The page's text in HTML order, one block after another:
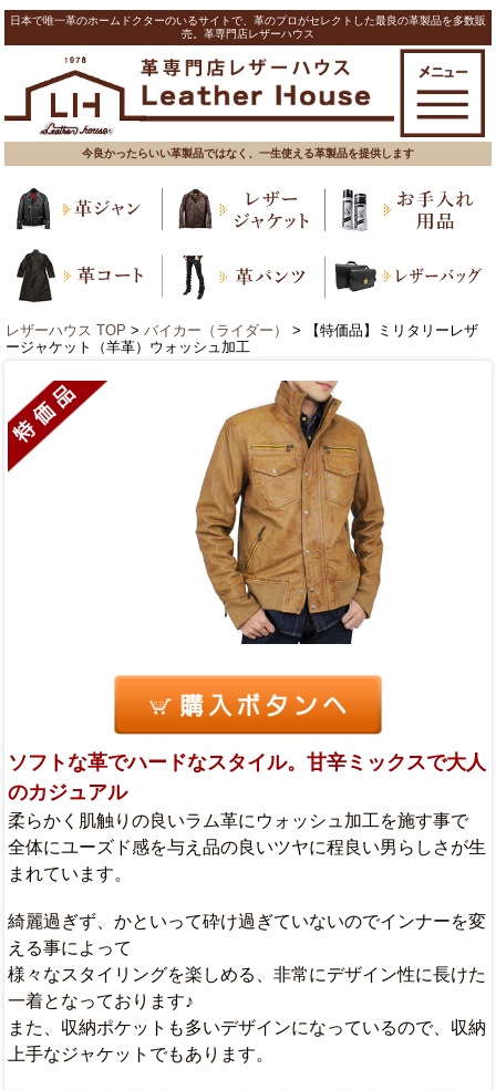
日本で唯一革のホームドクターのいるサイトで、革のプロがセレクトした最良の革製品を多数販
売。革専門店レザーハウス
今良かったらいい革製品ではなく、一生使える革製品を提供します
レザーハウス TOP > バイカー（ライダー）
> 【特価品】ミリタリーレザ
ージャケット（羊革）ウォッシュ加工
ソフトな革でハードなスタイル。甘辛ミックスで大人
のカジュアル
柔らかく肌触りの良いラム革にウォッシュ加工を施す事で
全体にユーズド感を与え品の良いツヤに程良い男らしさが生
まれています。
綺麗過ぎず、かといって砕け過ぎていないのでインナーを変
える事によって
様々なスタイリングを楽しめる、非常にデザイン性に長けた
一着となっております♪
また、収納ポケットも多いデザインになっているので、収納
上手なジャケットでもあります。